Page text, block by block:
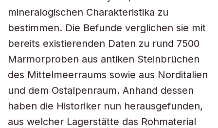
mineralogischen Charakteristika zu
bestimmen. Die Befunde verglichen sie mit
bereits existierenden Daten zu rund 7500
Marmorproben aus antiken Steinbrüchen
des Mittelmeerraums sowie aus Norditalien
und dem Ostalpenraum. Anhand dessen
haben die Historiker nun herausgefunden,
aus welcher Lagerstätte das Rohmaterial